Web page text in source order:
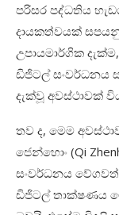
පරිසර පද්ධතිය
දායකත්වයක්
උපායමාර්ගික දැක්ම,
ඩිජිටල් සංවර්ධනය
දැක්වූ අවස්ථාවක්
තව ද, මෙම
ජෙන්හොං (Qi
සංවර්ධනය වේගවත්
ඩිජිටල් තාක්ෂණය